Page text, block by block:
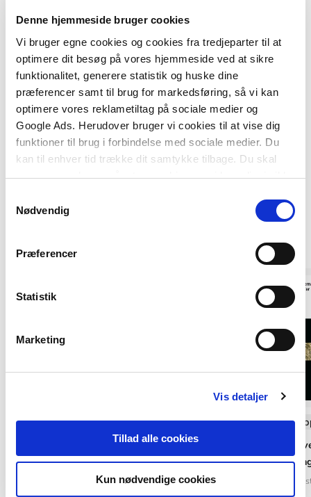
Denne hjemmeside bruger cookies
Vi bruger egne cookies og cookies fra tredjeparter til at
optimere dit besøg på vores hjemmeside ved at sikre
funktionalitet, generere statistik og huske dine
præferencer samt til brug for markedsføring, så vi kan
optimere vores reklametiltag på sociale medier og
Google Ads. Herudover bruger vi cookies til at vise dig
funktioner til brug i forbindelse med sociale medier. Du
kan til enhver tid trække dit samtykke tilbage. Du skal
være opmærksom på, at vores hjemmeside muligvis ikke
tilbagetrækker et samtykke.
Nødvendig
Præferencer
Statistik
Marketing
Vis detaljer
Tillad alle cookies
Kun nødvendige cookies
Anvisningen er en del af et tagboligprojekt, hvor
SBi-anvisning 225, Etablering af tagboliger,
gennemgår beslutningsfasen fra ide til realisering.
Af samme forfatter
Softcover med flapper
Varmeisoleringsmaterialer og deres
Softcover med
Anvisning 207:
alternative